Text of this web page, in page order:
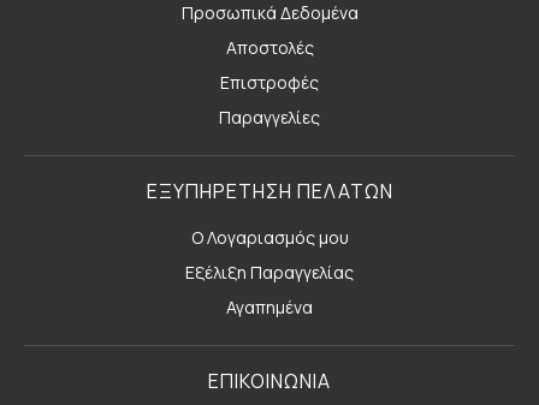
Προσωπικά Δεδομένα
Αποστολές
Επιστροφές
Παραγγελίες
ΕΞΥΠΗΡΕΤΗΣΗ ΠΕΛΑΤΩΝ
Ο Λογαριασμός μου
Εξέλιξη Παραγγελίας
Αγαπημένα
ΕΠΙΚΟΙΝΩΝΙΑ